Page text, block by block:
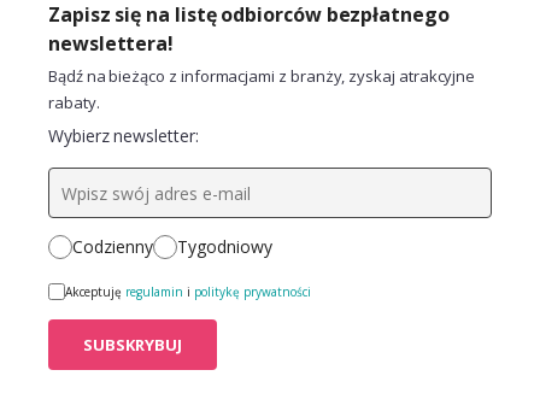
Zapisz się na listę odbiorców bezpłatnego
newslettera!
Bądź na bieżąco z informacjami z branży, zyskaj atrakcyjne
rabaty.
Wybierz newsletter:
Codzienny Tygodniowy
Akceptuję regulamin i politykę prywatności